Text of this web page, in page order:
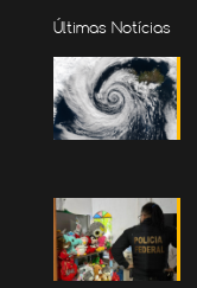
Últimas Notícias